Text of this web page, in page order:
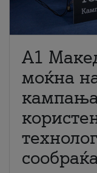
A1
моќна